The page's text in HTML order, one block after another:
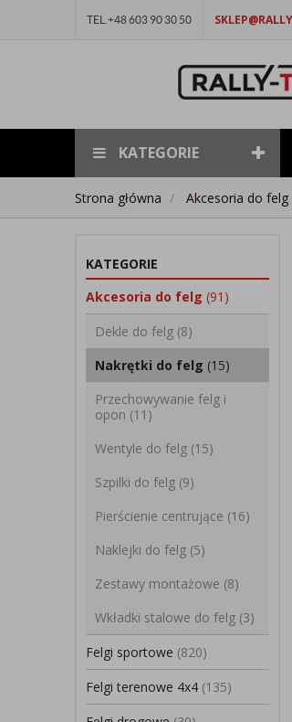
TEL.+48 603 90 30 50
KATEGORIE
Strona główna Akcesoria do felg
KATEGORIE
Akcesoria do felg (91)
Dekle do felg (8)
Nakrętki do felg (15)
Przechowywanie felg i
opon (11)
Wentyle do felg (15)
Szpilki do felg (9)
Pierścienie centrujące (16)
Naklejki do felg (5)
Zestawy montażowe (8)
Wkładki stalowe do felg (3)
Felgi sportowe (820)
Felgi terenowe 4x4 (135)